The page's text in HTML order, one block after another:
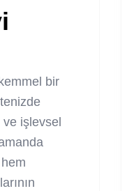
bir
işlevsel